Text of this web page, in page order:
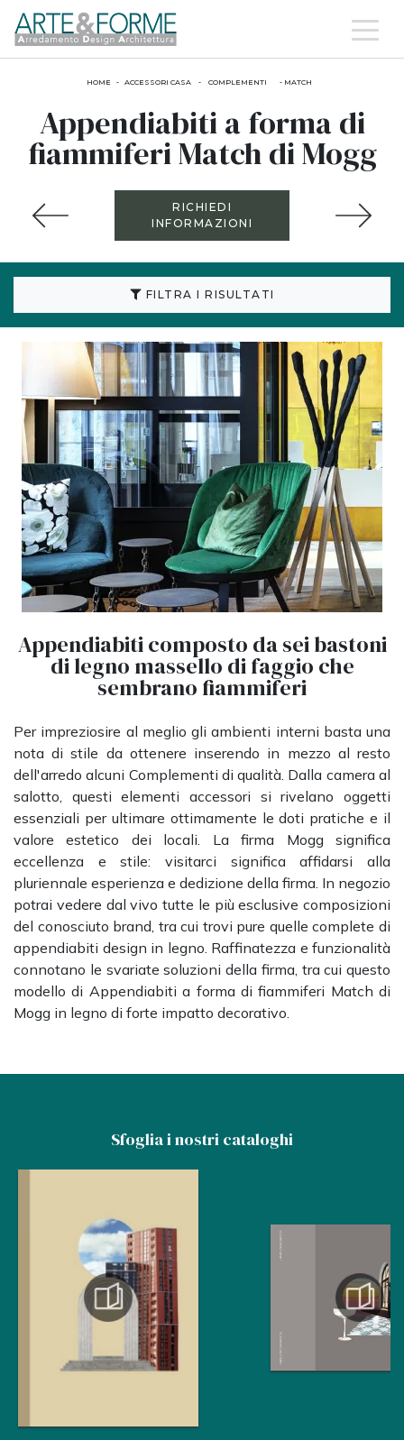
HOME - ACCESSORI CASA - COMPLEMENTI - MATCH
Appendiabiti a forma di
fiammiferi Match di Mogg
RICHIEDI
INFORMAZIONI
FILTRA I RISULTATI
Appendiabiti composto da sei bastoni
di legno massello di faggio che
sembrano fiammiferi
Per impreziosire al meglio gli ambienti interni basta una
nota di stile da ottenere inserendo in mezzo al resto
dell'arredo alcuni Complementi di qualità. Dalla camera al
salotto, questi elementi accessori si rivelano oggetti
essenziali per ultimare ottimamente le doti pratiche e il
valore estetico dei locali. La firma Mogg significa
eccellenza e stile: visitarci significa affidarsi alla
pluriennale esperienza e dedizione della firma. In negozio
potrai vedere dal vivo tutte le più esclusive composizioni
del conosciuto brand, tra cui trovi pure quelle complete di
appendiabiti design in legno. Raffinatezza e funzionalità
connotano le svariate soluzioni della firma, tra cui questo
modello di Appendiabiti a forma di fiammiferi Match di
Mogg in legno di forte impatto decorativo.
Sfoglia i nostri cataloghi